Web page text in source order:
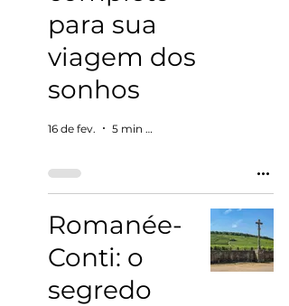
para sua
viagem dos
sonhos
16 de fev. 5 min de leitura
Romanée-
Conti: o
segredo